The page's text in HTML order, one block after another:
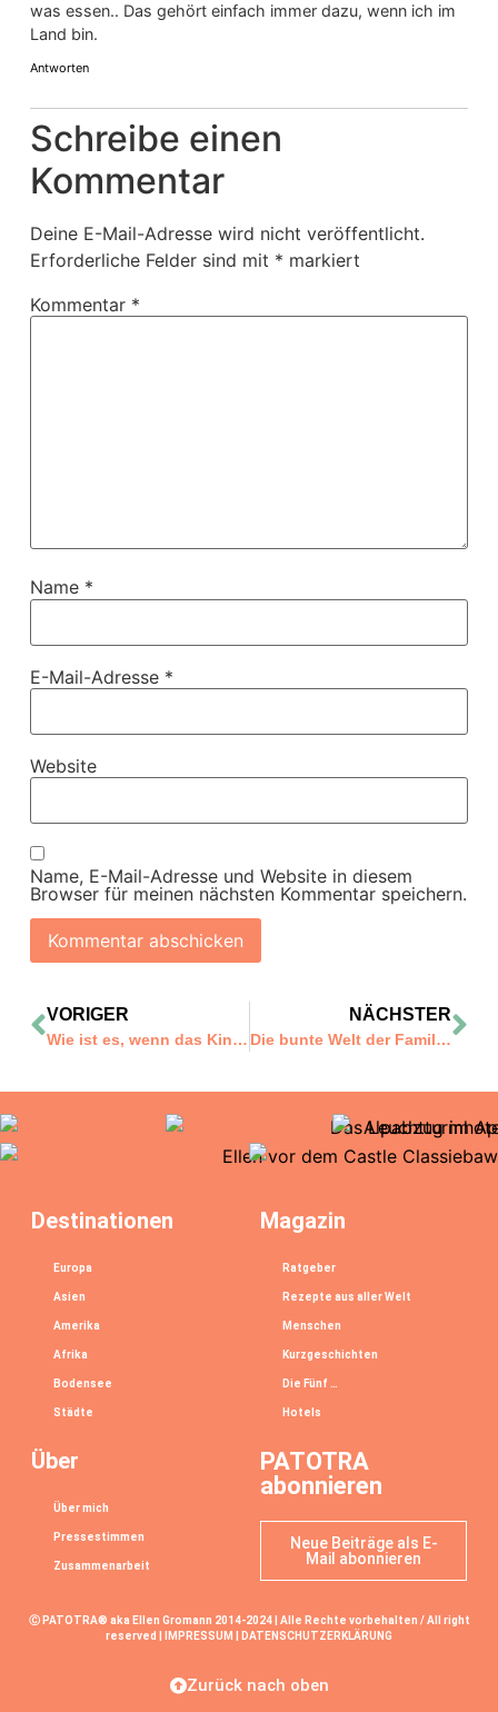
was essen.. Das gehört einfach immer dazu, wenn ich im
Land bin.
Antworten
Schreibe einen
Kommentar
Deine E-Mail-Adresse wird nicht veröffentlicht.
Erforderliche Felder sind mit * markiert
Kommentar *
Name *
E-Mail-Adresse *
Website
Name, E-Mail-Adresse und Website in diesem
Browser für meinen nächsten Kommentar speichern.
VORIGER
Wie ist es, wenn das Kind zum ersten Mal alleine reist?
NÄCHSTER
Die bunte Welt der Familienreiseblogs
Destinationen
Europa
Asien
Amerika
Afrika
Bodensee
Städte
Magazin
Ratgeber
Rezepte aus aller Welt
Menschen
Kurzgeschichten
Die Fünf …
Hotels
Über
Über mich
Pressestimmen
Zusammenarbeit
PATOTRA
abonnieren
Neue Beiträge als E-
Mail abonnieren
Ⓒ PATOTRA® aka Ellen Gromann 2014-2024 | Alle Rechte vorbehalten / All right
reserved |
IMPRESSUM DATENSCHUTZERKLÄRUNG
Zurück nach oben